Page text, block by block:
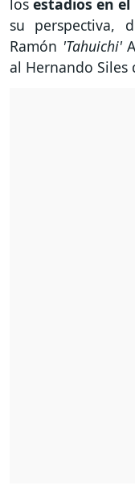
losestadios en
su perspectiva,
Ramón 'Tahuichi'
al Hernando Siles